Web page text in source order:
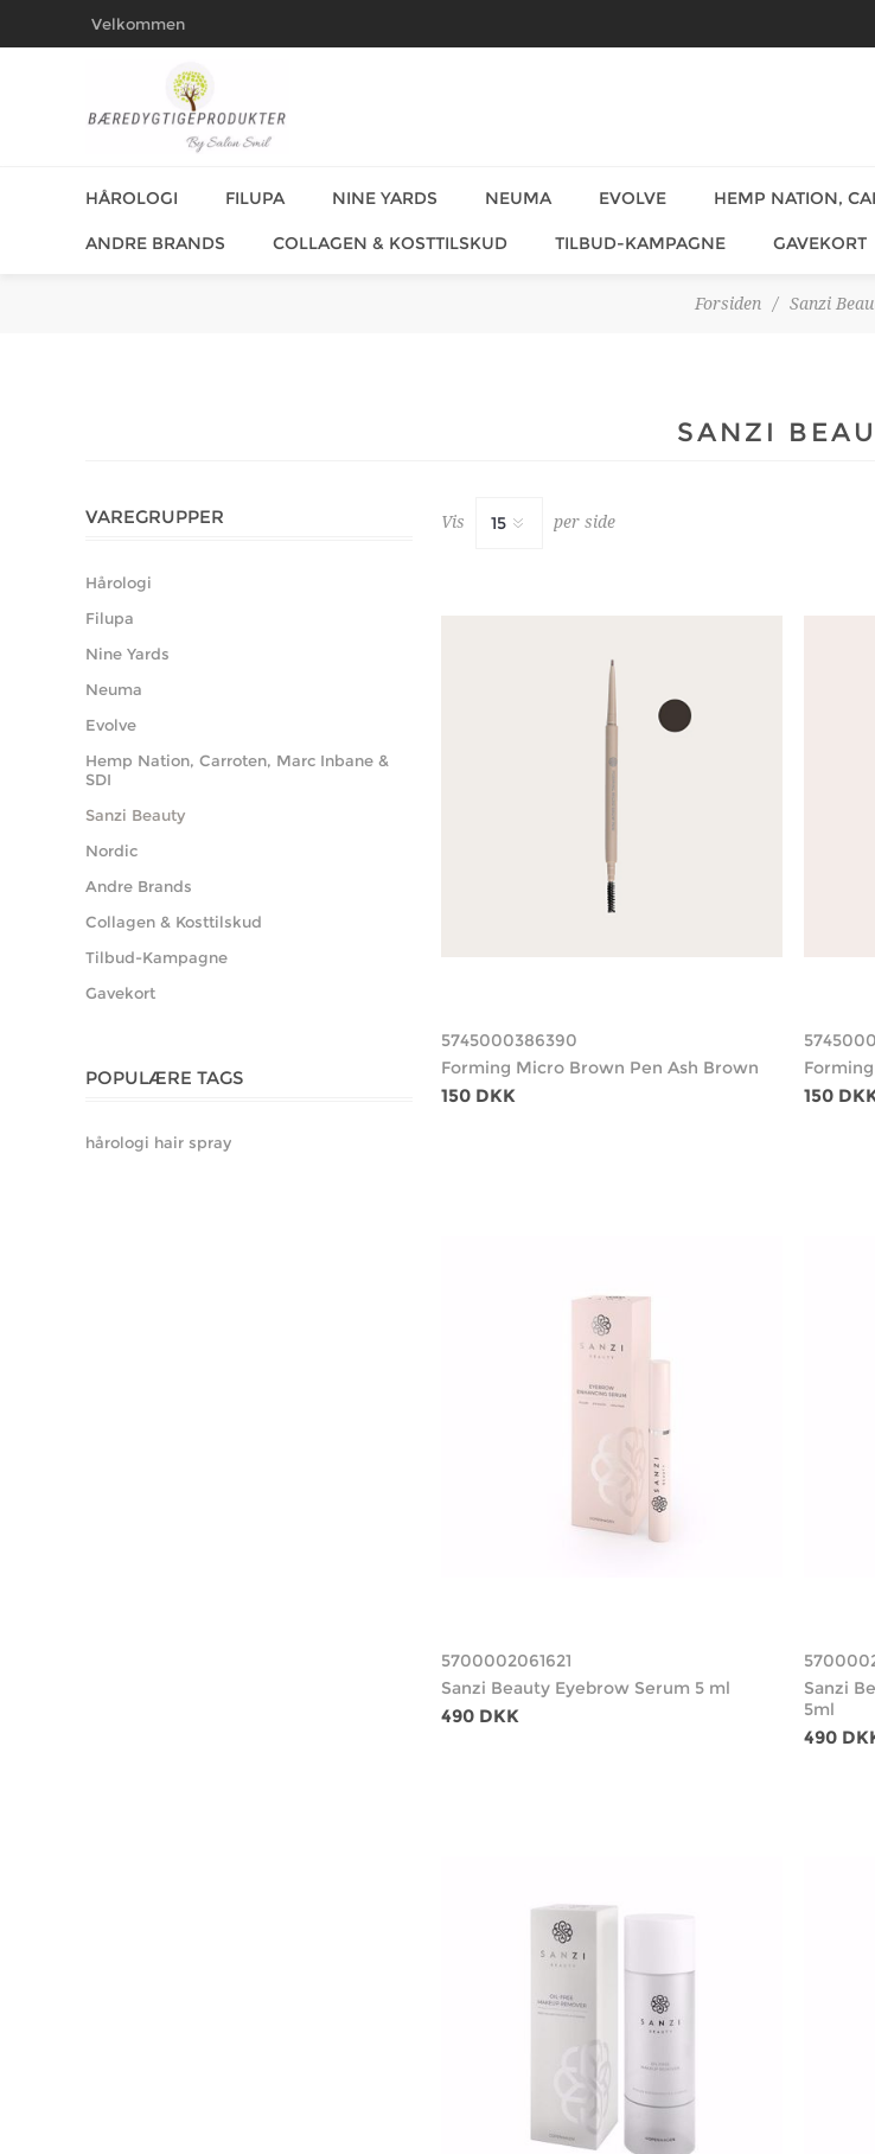
Velkommen
HÅROLOGI FILUPA NINE YARDS NEUMA EVOLVE HEMP NATION,
ANDRE BRANDS COLLAGEN & KOSTTILSKUD TILBUD-KAMPAGNE GAVEKORT
Forsiden / Sanzi
SANZI
Vis per side
5745000386390
Forming Micro Brown Pen Ash Brown
150 DKK 150
5700002061621
Sanzi Beauty Eyebrow Serum 5 ml
490 DKK
Sanzi
5ml
490
VAREGRUPPER
Hårologi
Filupa
Nine Yards
Neuma
Evolve
Hemp Nation, Carroten, Marc Inbane &
SDI
Sanzi Beauty
Nordic
Andre Brands
Collagen & Kosttilskud
Tilbud-Kampagne
Gavekort
POPULÆRE TAGS
hårologi hair spray